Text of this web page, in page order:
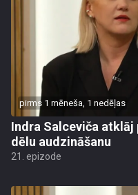
pirms 1 mēneša, 1 nedēļas
Indra Salceviča atklāj
dēlu audzināšanu
21. epizode